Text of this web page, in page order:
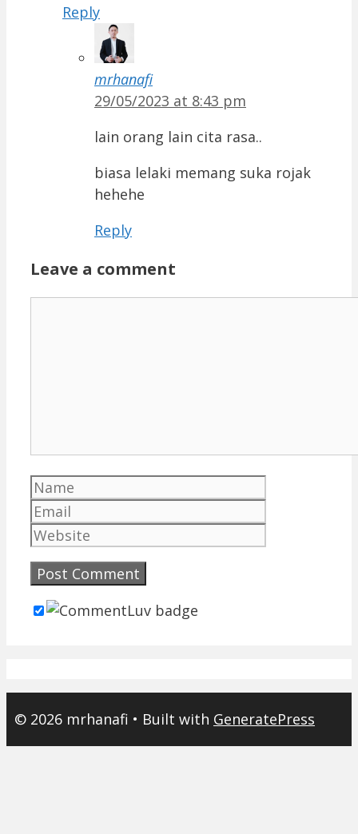
Reply
mrhanafi
29/05/2023 at 8:43 pm
lain orang lain cita rasa..
biasa lelaki memang suka rojak
hehehe
Reply
Leave a comment
Name
© 2026 mrhanafi • Built with GeneratePress